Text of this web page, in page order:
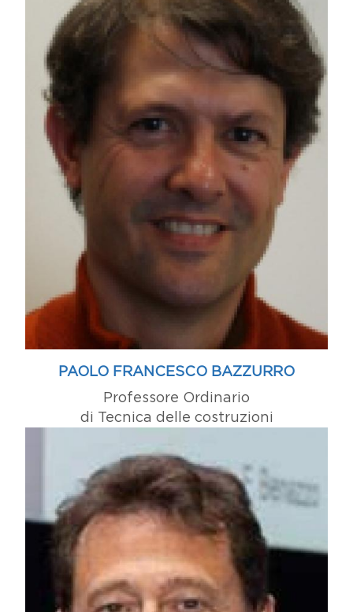
PAOLO FRANCESCO BAZZURRO
Professore Ordinario
di Tecnica delle costruzioni